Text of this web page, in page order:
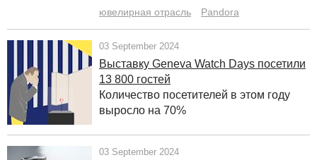
ювелирная отрасль Pandora
03 September 2024
Выставку Geneva Watch Days посетили
13 800 гостей
Количество посетителей в этом году
выросло на 70%
03 September 2024